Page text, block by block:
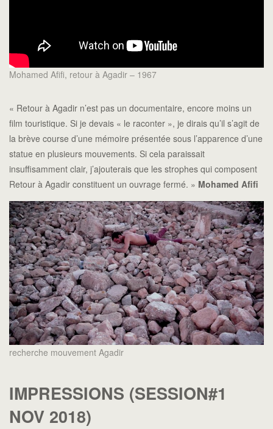
Mohamed Afifi, retour à Agadir – 1967
« Retour à Agadir n’est pas un documentaire, encore moins un
film touristique. Si je devais « le raconter », je dirais qu’il s’agit de
la brève course d’une mémoire présentée sous l’apparence d’une
statue en plusieurs mouvements. Si cela paraissait
insuffisamment clair, j’ajouterais que les strophes qui composent
Retour à Agadir constituent un ouvrage fermé. » Mohamed Afifi
recherche mouvement Agadir
IMPRESSIONS (SESSION#1
NOV 2018)